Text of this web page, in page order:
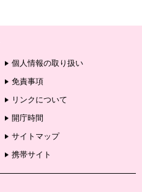
個人情報の取り扱い
免責事項
リンクについて
開庁時間
サイトマップ
携帯サイト